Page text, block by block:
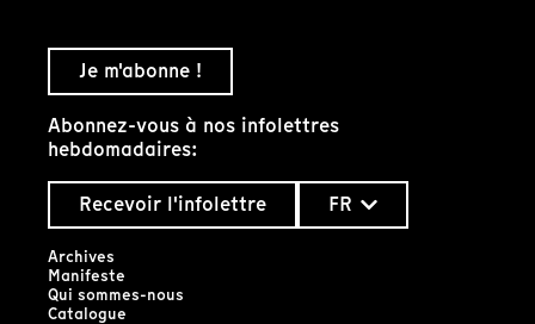
Je m'abonne !
Abonnez-vous à nos infolettres
hebdomadaires:
Recevoir l'infolettre
FR
Archives
Manifeste
Qui sommes-nous
Catalogue